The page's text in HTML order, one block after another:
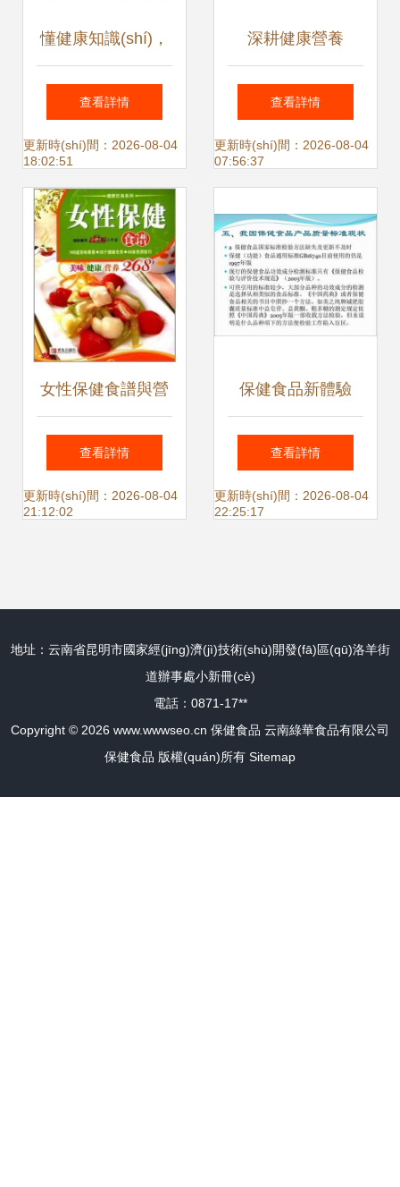
懂健康知識(shí)，
做健康老人 老年人
科學(xué)健康意識
(shí)亟待增強
(qiáng)與保健食品
的正確認(rèn)識
(shí)
查看詳情
更新時(shí)間：2026-08-04
18:02:51
深耕健康營養
(yǎng)，探索保健
食品的未來之路
查看詳情
更新時(shí)間：2026-08-04
07:56:37
女性保健食譜與營
養(yǎng)指南
查看詳情
更新時(shí)間：2026-08-04
21:12:02
保健食品新體驗
(yàn) 科學(xué)選
擇與智慧交流
查看詳情
更新時(shí)間：2026-08-04
22:25:17
地址：云南省昆明市國家經(jīng)濟(jì)技術(shù)開發(fā)區(qū)洛羊街
道辦事處小新冊(cè)
電話：0871-17**
Copyright © 2026 www.wwwseo.cn 保健食品 云南綠華食品有限公司
保健食品 版權(quán)所有 Sitemap